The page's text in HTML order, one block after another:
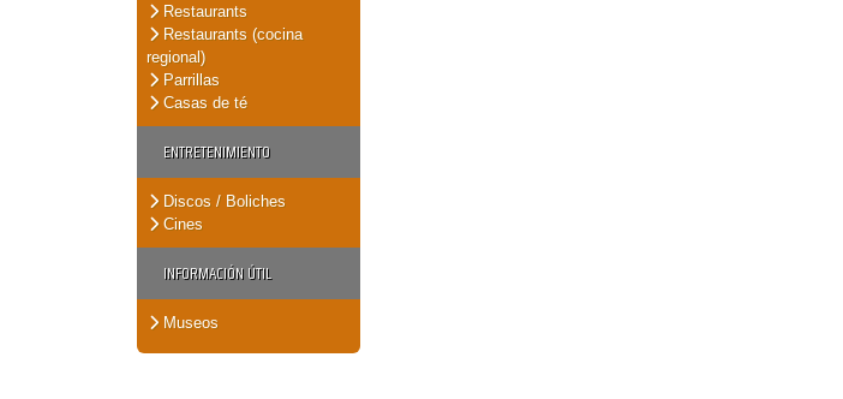
Restaurants
Restaurants (cocina
regional)
Parrillas
Casas de té
ENTRETENIMIENTO
Discos / Boliches
Cines
INFORMACIÓN ÚTIL
Museos